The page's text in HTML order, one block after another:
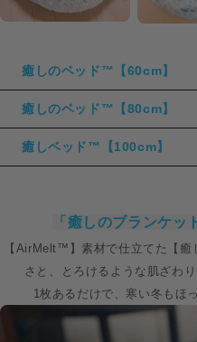
癒しのベッド™【60cm】
直径: 60cm
チワワ・ダックス・トイプー
ア・マルチーズなどの超小型
癒しのベッド™【80cm】
直径: 80cm
柴犬・シュナウザー・フレブル
超小型犬３匹、小型２匹まで
癒しベッド™【100cm】
どの中型犬用・大型犬用ベッド
中型犬・大型犬２匹まで入りま
「癒しのブランケッ
【AirMelt™】素材で仕立てた【
さと、とろけるような肌ざわ
1枚あるだけで、寒い冬もほ